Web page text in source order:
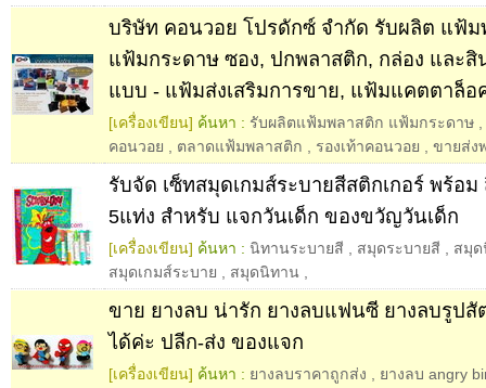
บริษัท คอนวอย โปรดักซ์ จำกัด รับผลิต แฟ้ม
แฟ้มกระดาษ ซอง, ปกพลาสติก, กล่อง และ
แบบ - แฟ้มส่งเสริมการขาย, แฟ้มแคตตาล็อ
[เครื่องเขียน] ค้นหา : รับผลิตแฟ้มพลาสติก แฟ้มกระดาษ
คอนวอย
ตลาดแฟ้มพลาสติก รองเท้าคอนวอย ขายส่ง
รับจัด เซ็ทสมุดเกมส์ระบายสีสติกเกอร์ พร้อ
5แท่ง สำหรับ แจกวันเด็ก ของขวัญวันเด็ก
[เครื่องเขียน] ค้นหา : นิทานระบายสี สมุดระบายสี
สมุด
สมุดเกมส์ระบาย
สมุดนิทาน
ขาย ยางลบ น่ารัก ยางลบแฟนซี ยางลบรูป
ได้ค่ะ ปลีก-ส่ง ของแจก
[เครื่องเขียน] ค้นหา : ยางลบราคาถูกส่ง
ยางลบ angry